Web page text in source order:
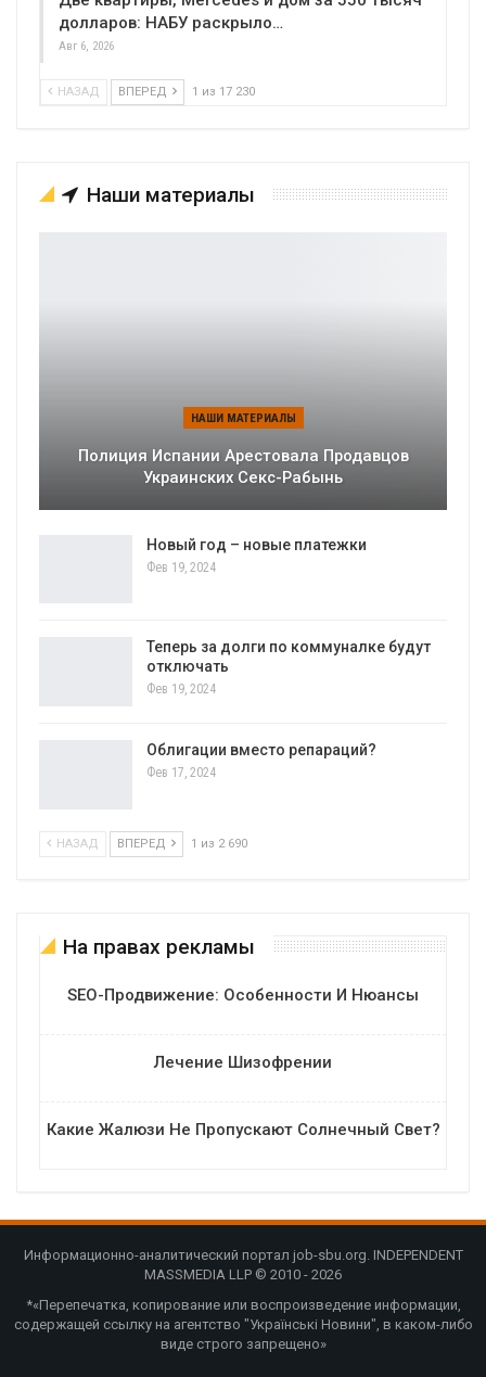
долларов: НАБУ раскрыло…
Авг 6, 2026
НАЗАД ВПЕРЕД 1 из 17 230
Наши материалы
НАШИ МАТЕРИАЛЫ
Полиция Испании Арестовала Продавцов
Украинских Секс-Рабынь
Новый год – новые платежки
Фев 19, 2024
Теперь за долги по коммуналке будут
отключать
Фев 19, 2024
Облигации вместо репараций?
Фев 17, 2024
НАЗАД ВПЕРЕД 1 из 2 690
На правах рекламы
SEO-Продвижение: Особенности И Нюансы
Лечение Шизофрении
Какие Жалюзи Не Пропускают Солнечный Свет?
Информационно-аналитический портал job-sbu.org. INDEPENDENT
MASSMEDIA LLP © 2010 - 2026
*«Перепечатка, копирование или воспроизведение информации,
содержащей ссылку на агентство "Українські Новини", в каком-либо
виде строго запрещено»